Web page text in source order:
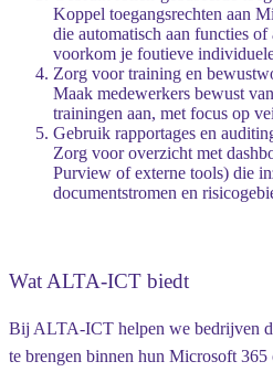
Koppel toegangsrechten aan
die automatisch aan functies
voorkom je foutieve
Zorg voor training en
Maak medewerkers bewust
trainingen aan, met focus op
Gebruik rapportages en
Zorg voor overzicht met
Purview of externe tools) die
documentstromen en
Wat ALTA-ICT biedt
Bij ALTA-ICT helpen we bedrijven
te brengen binnen hun Microsoft